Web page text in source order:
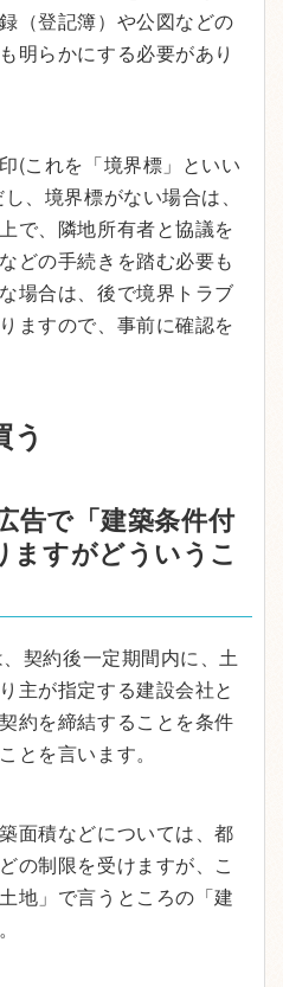
（登記簿）や公図などの
明らかにする必要があり
(これを「境界標」といい
、境界標がない場合は、
で、隣地所有者と協議を
どの手続きを踏む必要も
場合は、後で境界トラブ
ますので、事前に確認を
う
告で「建築条件付
ますがどういうこ
契約後一定期間内に、土
主が指定する建設会社と
約を締結することを条件
とを言います。
面積などについては、都
の制限を受けますが、こ
地」で言うところの「建